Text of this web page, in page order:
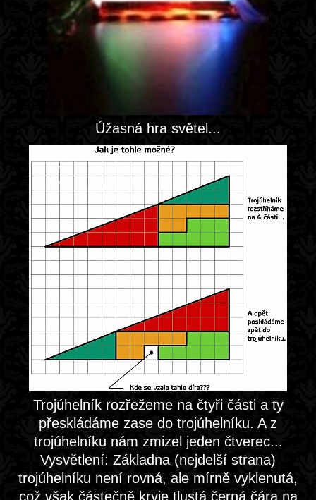
Úžasná hra světel...
Trojúhelník rozřežeme na čtyři části a ty
přeskládáme zase do trojúhelníku. A z
trojúhelníku nám zmizel jeden čtverec...
Vysvětlení: Základna (nejdelší strana)
trojúhelníku není rovná, ale mírně vyklenutá,
což však částečně kryje tlustá černá čára na